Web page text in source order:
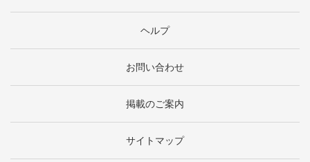
ヘルプ
お問い合わせ
掲載のご案内
サイトマップ